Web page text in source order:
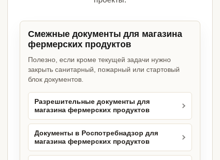
Смежные документы для магазина
фермерских продуктов
Полезно, если кроме текущей задачи нужно
закрыть санитарный, пожарный или стартовый
блок документов.
Разрешительные документы для
магазина фермерских продуктов
Документы в Роспотребнадзор для
магазина фермерских продуктов